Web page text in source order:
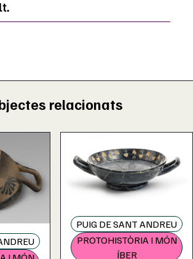
relacionats
PUIG DE SANT ANDREU
PROTOHISTÒRIA I MÓN
ÍBER